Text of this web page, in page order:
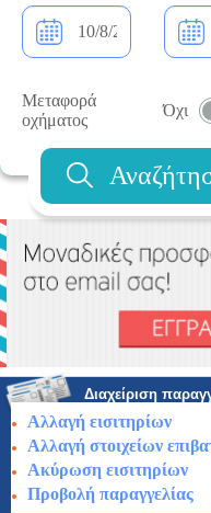
Μεταφορά
οχήματος
Όχι
Διαχείριση
Αλλαγή εισιτηρίων
Αλλαγή στοιχείων
Ακύρωση εισιτηρίων
Προβολή παραγγελίας